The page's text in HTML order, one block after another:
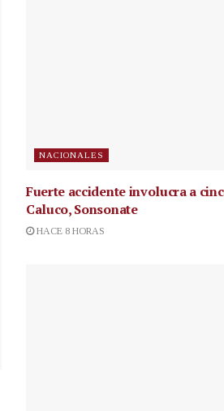
NACIONALES
Fuerte accidente involucra a
Caluco, Sonsonate
HACE 8 HORAS